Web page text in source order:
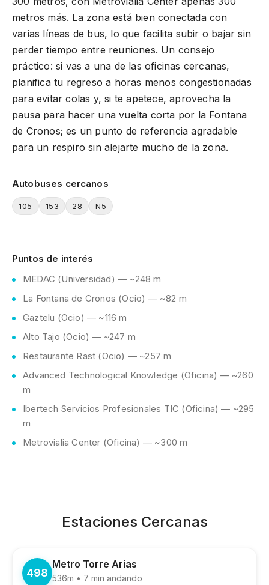
metros más. La zona está bien conectada con
varias líneas de bus, lo que facilita subir o bajar sin
perder tiempo entre reuniones. Un consejo
práctico: si vas a una de las oficinas cercanas,
planifica tu regreso a horas menos congestionadas
para evitar colas y, si te apetece, aprovecha la
pausa para hacer una vuelta corta por la Fontana
de Cronos; es un punto de referencia agradable
para un respiro sin alejarte mucho de la zona.
Autobuses cercanos
105 153 28 N5
Puntos de interés
MEDAC (Universidad) — ~248 m
La Fontana de Cronos (Ocio) — ~82 m
Gaztelu (Ocio) — ~116 m
Alto Tajo (Ocio) — ~247 m
Restaurante Rast (Ocio) — ~257 m
Advanced Technological Knowledge (Oficina) — ~260
m
Ibertech Servicios Profesionales TIC (Oficina) — ~295
m
Metrovialia Center (Oficina) — ~300 m
Estaciones Cercanas
498
Metro Torre Arias
536m • 7 min andando